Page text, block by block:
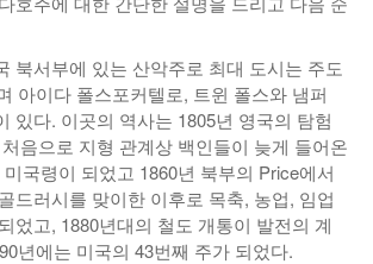
북서부에 있는 산악주로 최대 도시는 주도
아이다 폴스포커텔로, 트윈 폴스와 냄퍼
있다. 이곳의 역사는 1805년 영국의 탐험
음으로 지형 관계상 백인들이 늦게 들어온
국령이 되었고 1860년 북부의 Price에서
드러시를 맞이한 이후로 목축, 농업, 임업
었고, 1880년대의 철도 개통이 발전의 계
년에는 미국의 43번째 주가 되었다.